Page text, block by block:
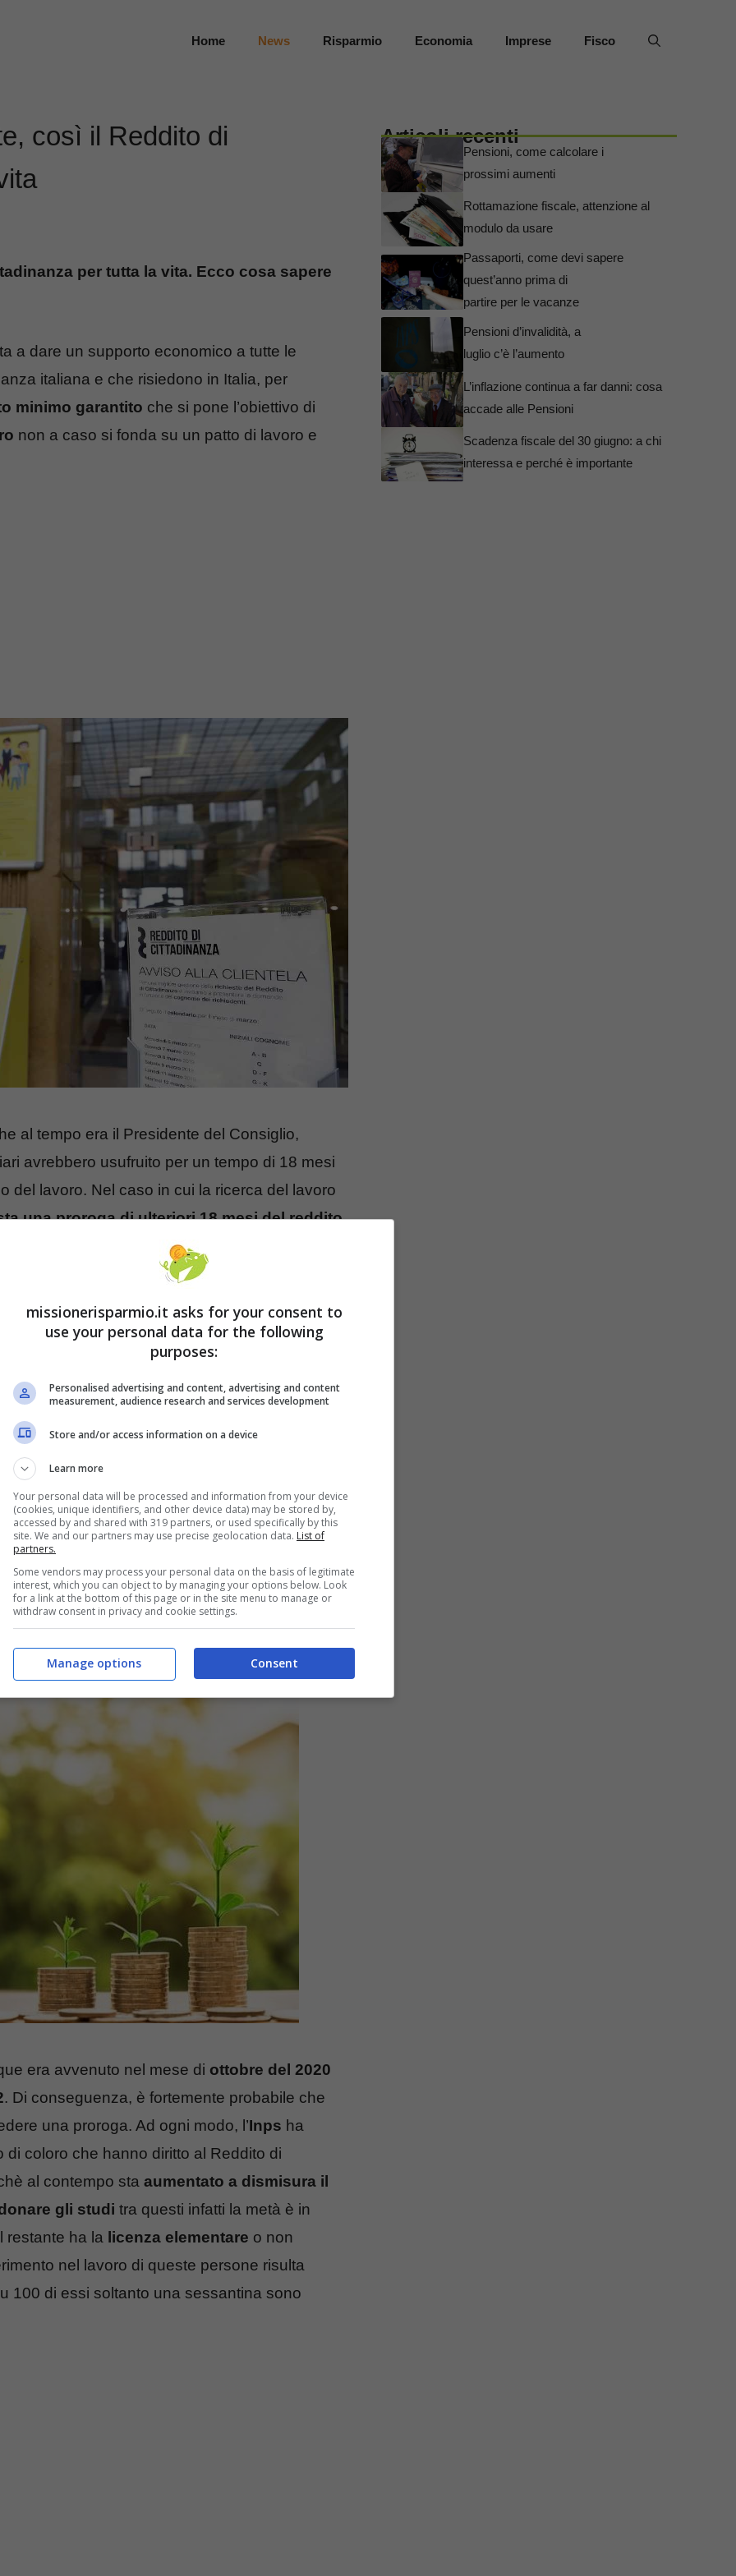
Home News Risparmio Economia Imprese Fisco
così il Reddito di
per tutta la vita. Ecco cosa sapere
a dare un supporto economico a tutte le
italiana e che risiedono in Italia, per
minimo garantito che si pone l’obiettivo di
non a caso si fonda su un patto di lavoro e
al tempo era il Presidente del Consiglio,
avrebbero usufruito per un tempo di 18 mesi
del lavoro. Nel caso in cui la ricerca del lavoro
una proroga di ulteriori 18 mesi del reddito.
così dal momento che la gran parte delle
infatti, sono in arrivo nuove domande
volta. Va detto, peraltro, che al momento
. In poche parole, la normativa in vigore non
che per beneficiarne è sufficiente essere in
era avvenuto nel mese di ottobre del 2020
. Di conseguenza, è fortemente probabile che
una proroga. Ad ogni modo, l’Inps ha
di coloro che hanno diritto al Reddito di
al contempo sta aumentato a dismisura il
gli studi tra questi infatti la metà è in
restante ha la licenza elementare o non
nel lavoro di queste persone risulta
100 di essi soltanto una sessantina sono
Articoli recenti
Pensioni, come calcolare i
prossimi aumenti
Rottamazione fiscale, attenzione al
modulo da usare
Passaporti, come devi sapere
quest’anno prima di
partire per le vacanze
Pensioni d’invalidità, a
luglio c’è l’aumento
L’inflazione continua a far danni: cosa
accade alle Pensioni
Scadenza fiscale del 30 giugno: a chi
interessa e perché è importante
missionerisparmio.it asks for your consent to
use your personal data for the following
purposes:
Personalised advertising and content, advertising and content
measurement, audience research and services development
Store and/or access information on a device
Learn more
Your personal data will be processed and information from your device
(cookies, unique identifiers, and other device data) may be stored by,
accessed by and shared with 319 partners, or used specifically by this
site. We and our partners may use precise geolocation data. List of
partners.
Some vendors may process your personal data on the basis of legitimate
interest, which you can object to by managing your options below. Look
for a link at the bottom of this page or in the site menu to manage or
withdraw consent in privacy and cookie settings.
Consent
Manage options